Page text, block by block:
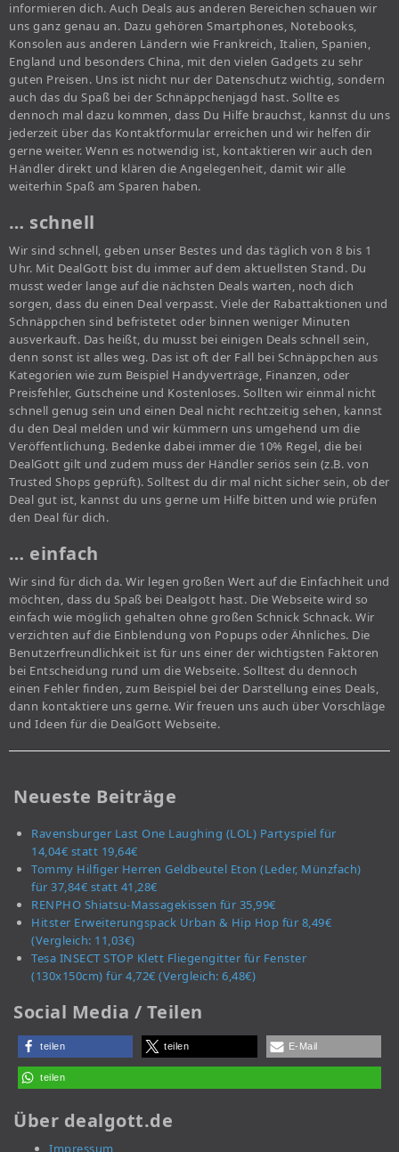
informieren dich. Auch Deals aus anderen Bereichen schauen wir
uns ganz genau an. Dazu gehören Smartphones, Notebooks,
Konsolen aus anderen Ländern wie Frankreich, Italien, Spanien,
England und besonders China, mit den vielen Gadgets zu sehr
guten Preisen. Uns ist nicht nur der Datenschutz wichtig, sondern
auch das du Spaß bei der Schnäppchenjagd hast. Sollte es
dennoch mal dazu kommen, dass Du Hilfe brauchst, kannst du uns
jederzeit über das Kontaktformular erreichen und wir helfen dir
gerne weiter. Wenn es notwendig ist, kontaktieren wir auch den
Händler direkt und klären die Angelegenheit, damit wir alle
weiterhin Spaß am Sparen haben.
… schnell
Wir sind schnell, geben unser Bestes und das täglich von 8 bis 1
Uhr. Mit DealGott bist du immer auf dem aktuellsten Stand. Du
musst weder lange auf die nächsten Deals warten, noch dich
sorgen, dass du einen Deal verpasst. Viele der Rabattaktionen und
Schnäppchen sind befristetet oder binnen weniger Minuten
ausverkauft. Das heißt, du musst bei einigen Deals schnell sein,
denn sonst ist alles weg. Das ist oft der Fall bei Schnäppchen aus
Kategorien wie zum Beispiel Handyverträge, Finanzen, oder
Preisfehler, Gutscheine und Kostenloses. Sollten wir einmal nicht
schnell genug sein und einen Deal nicht rechtzeitig sehen, kannst
du den Deal melden und wir kümmern uns umgehend um die
Veröffentlichung. Bedenke dabei immer die 10% Regel, die bei
DealGott gilt und zudem muss der Händler seriös sein (z.B. von
Trusted Shops geprüft). Solltest du dir mal nicht sicher sein, ob der
Deal gut ist, kannst du uns gerne um Hilfe bitten und wie prüfen
den Deal für dich.
… einfach
Wir sind für dich da. Wir legen großen Wert auf die Einfachheit und
möchten, dass du Spaß bei Dealgott hast. Die Webseite wird so
einfach wie möglich gehalten ohne großen Schnick Schnack. Wir
verzichten auf die Einblendung von Popups oder Ähnliches. Die
Benutzerfreundlichkeit ist für uns einer der wichtigsten Faktoren
bei Entscheidung rund um die Webseite. Solltest du dennoch
einen Fehler finden, zum Beispiel bei der Darstellung eines Deals,
dann kontaktiere uns gerne. Wir freuen uns auch über Vorschläge
und Ideen für die DealGott Webseite.
Neueste Beiträge
Ravensburger Last One Laughing (LOL) Partyspiel für
14,04€ statt 19,64€
Tommy Hilfiger Herren Geldbeutel Eton (Leder, Münzfach)
für 37,84€ statt 41,28€
RENPHO Shiatsu-Massagekissen für 35,99€
Hitster Erweiterungspack Urban & Hip Hop für 8,49€
(Vergleich: 11,03€)
Tesa INSECT STOP Klett Fliegengitter für Fenster
(130x150cm) für 4,72€ (Vergleich: 6,48€)
Social Media / Teilen
teilen teilen E-Mail
teilen
Über dealgott.de
Impressum